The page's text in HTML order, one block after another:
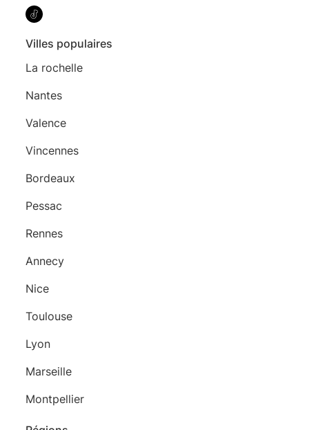
Villes populaires
La rochelle
Nantes
Valence
Vincennes
Bordeaux
Pessac
Rennes
Annecy
Nice
Toulouse
Lyon
Marseille
Montpellier